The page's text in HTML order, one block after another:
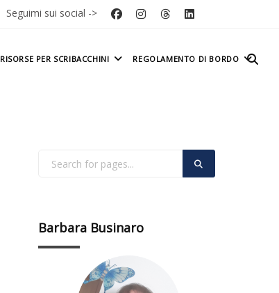
Seguimi sui social ->
RISORSE PER SCRIBACCHINI REGOLAMENTO DI BORDO
Barbara Businaro